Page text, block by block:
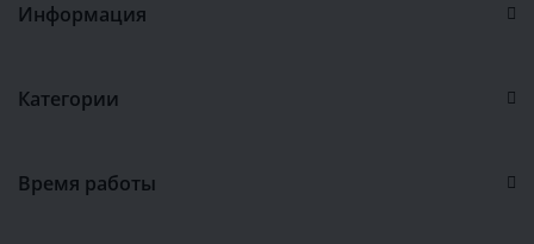
Информация
Категории
Время работы